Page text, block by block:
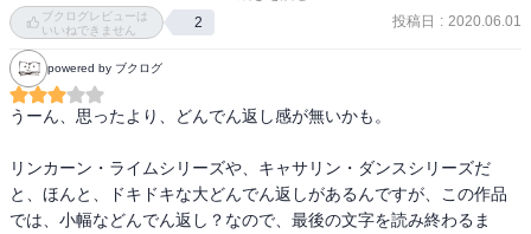
がでてきますが、普通に「私は呼ばれた」と訳さなかったのか謎で
す。原文に当たりたかったのですが、面倒だったのでパスします
が、こちらの方が気になる。
ブクログレビューは
いいねできません
2 投稿日 : 2020.06.01
powered by ブクログ
うーん、思ったより、どんでん返し感が無いかも。
リンカーン・ライムシリーズや、キャサリン・ダンスシリーズだ
と、ほんと、ドキドキな大どんでん返しがあるんですが、この作品
では、小幅などんでん返し？なので、最後の文字を読み終わるま